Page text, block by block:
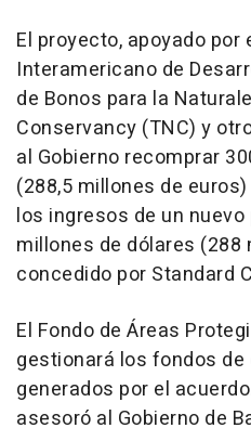
El proyecto, apoyado por
Interamericano de
de Bonos para la
Conservancy (TNC) y
al Gobierno recomprar
(288,5 millones de
los ingresos de un
millones de dólares (288
concedido por Standard
El Fondo de Áreas
gestionará los fondos
generados por el
asesoró al Gobierno de